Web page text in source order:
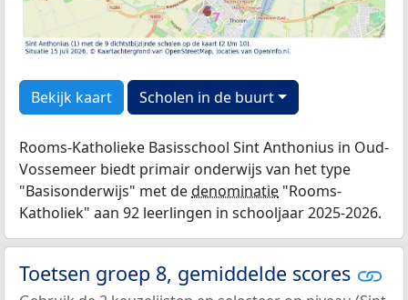
Bekijk kaart Scholen in de buurt
Rooms-Katholieke Basisschool Sint Anthonius in Oud-
Vossemeer biedt primair onderwijs van het type
"Basisonderwijs" met dedenominatie "Rooms-
Katholiek" aan 92 leerlingen in schooljaar 2025-2026.
Toetsen groep 8, gemiddelde scores